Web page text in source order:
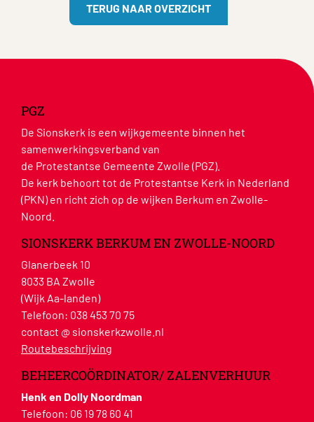
TERUG NAAR OVERZICHT
PGZ
De Sionskerk is een wijkgemeente binnen het
samenwerkingsverband van
de Protestantse Gemeente Zwolle (PGZ).
De kerk behoort tot de Protestantse Kerk in Nederland
(PKN) en richt zich op de wijken Berkum en Zwolle-
Noord.
SIONSKERK BERKUM EN ZWOLLE-NOORD
Glanerbeek 10
8033 BA Zwolle
(Wijk Aa-landen)
Telefoon: 038 453 70 75
contact @ sionskerkzwolle.nl
Routebeschrijving
BEHEERCOÖRDINATOR/ ZALENVERHUUR
Henk en Dolly Noordman
Telefoon: 06 19 78 60 41